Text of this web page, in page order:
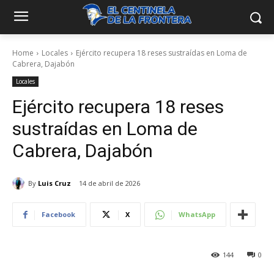
Home Locales
Ejército recupera 18 reses sustraídas en Loma de
Cabrera, Dajabón
Locales
Ejército recupera 18 reses
sustraídas en Loma de
Cabrera, Dajabón
By Luis Cruz 14 de abril de 2026
Facebook X WhatsApp
0
144